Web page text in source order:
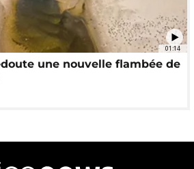
01:14
une nouvelle flambée de